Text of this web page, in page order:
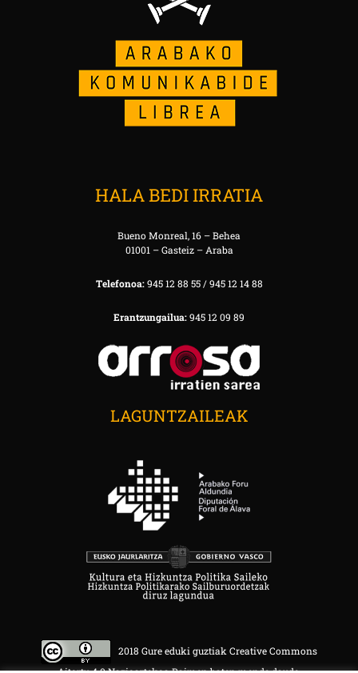
HALA BEDI IRRATIA
Bueno Monreal, 16 – Behea
01001 – Gasteiz – Araba
Telefonoa:945 12 88 55 / 945 12 14 88
Erantzungailua:945 12 09 89
LAGUNTZAILEAK
2018 Gure eduki guztiak Creative Commons